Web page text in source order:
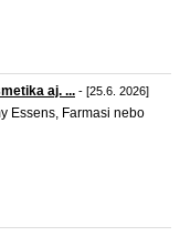
aj. ... - [25.6. 2026]
Essens, Farmasi nebo